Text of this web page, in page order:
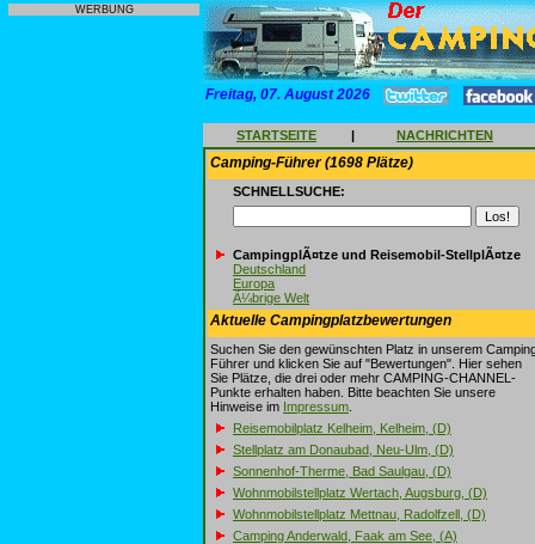
WERBUNG
Freitag, 07. August 2026
STARTSEITE | NACHRICHTEN
Camping-Führer (1698 Plätze)
SCHNELLSUCHE:
CampingplÃ¤tze und Reisemobil-StellplÃ¤tze
Deutschland
Europa
Ã¼brige Welt
Aktuelle Campingplatzbewertungen
Suchen Sie den gewünschten Platz in unserem
Führer und klicken Sie auf "Bewertungen". Hier sehen
Sie Plätze, die drei oder mehr CAMPING-CHANNEL-
Punkte erhalten haben. Bitte beachten Sie unsere
Hinweise im Impressum
Reisemobilplatz Kelheim, Kelheim, (D)
Stellplatz am Donaubad, Neu-Ulm, (D)
Sonnenhof-Therme, Bad Saulgau, (D)
Wohnmobilstellplatz Wertach, Augsburg, (D)
Wohnmobilstellplatz Mettnau, Radolfzell, (D)
Camping Anderwald, Faak am See, (A)